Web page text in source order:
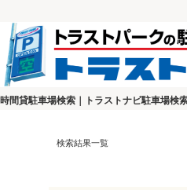
時間貸駐車場検索｜トラストナビ駐車場検
検索結果一覧